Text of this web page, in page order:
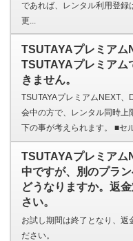
であれば、レンタル利用登録
更...
TSUTAYAプレミアム
TSUTAYAプレミアム
きません。
TSUTAYAプレミアムNEXT、
会中の方で、レンタル同時上
下の事が考えられます。 ■セ
TSUTAYAプレミアム
中ですが、別のプラ
どうなりますか。返
さい。
お試し期間は終了となり、返
ださい。